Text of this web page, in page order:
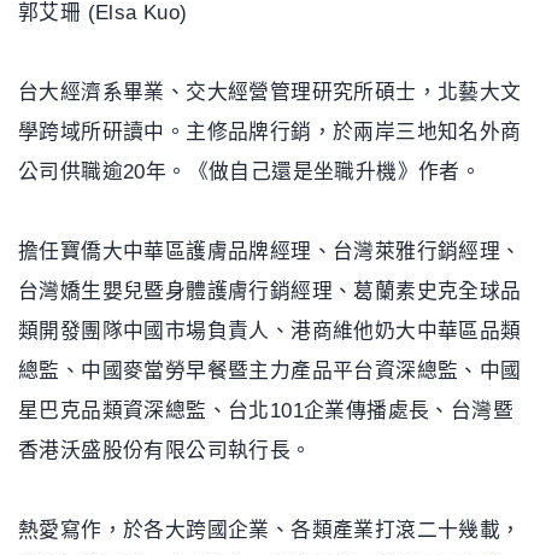
郭艾珊 (Elsa Kuo)
台大經濟系畢業、交大經營管理研究所碩士，北藝大文
學跨域所研讀中。主修品牌行銷，於兩岸三地知名外商
公司供職逾20年。《做自己還是坐職升機》作者。
擔任寶僑大中華區護膚品牌經理、台灣萊雅行銷經理、
台灣嬌生嬰兒暨身體護膚行銷經理、葛蘭素史克全球品
類開發團隊中國市場負責人、港商維他奶大中華區品類
總監、中國麥當勞早餐暨主力產品平台資深總監、中國
星巴克品類資深總監、台北101企業傳播處長、台灣暨
香港沃盛股份有限公司執行長。
熱愛寫作，於各大跨國企業、各類產業打滾二十幾載，